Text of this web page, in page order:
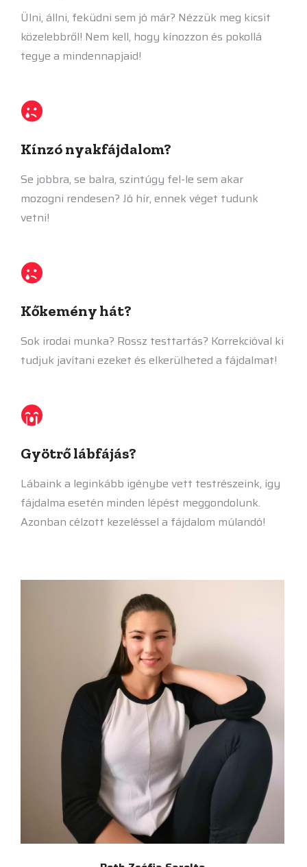
Ülni, állni, feküdni sem jó már? Nézzük meg kicsit
közelebbről! Nem kell, hogy kínozzon és pokollá
tegye a mindennapjaid!
Kínzó nyakfájdalom?
Se jobbra, se balra, szintúgy fel-le sem akar
mozogni rendesen? Jó hír, ennek véget tudunk
vetni!
Kőkemény hát?
Sok irodai munka? Rossz testtartás? Korrekcióval ki
tudjuk javítani ezeket és elkerülheted a fájdalmat!
Gyötrő lábfájás?
Lábaink a leginkább igénybe vett testrészeink, így
fájdalma esetén minden lépést meggondolunk.
Azonban célzott kezeléssel a fájdalom múlandó!